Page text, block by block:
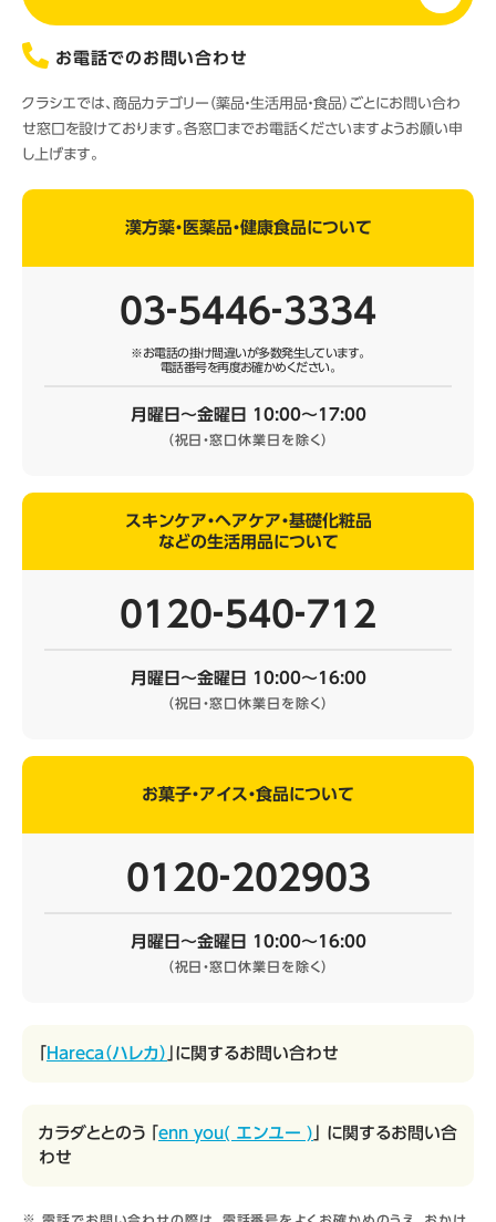
お電話でのお問い合わせ
クラシエでは、商品カテゴリー（薬品・生活用品・食品）ごとにお問い合わ
せ窓口を設けております。各窓口までお電話くださいますようお願い申
し上げます。
漢方薬・医薬品・健康食品について
03‐5446‐3334
※お電話の掛け間違いが多数発生しています。
電話番号を再度お確かめください。
月曜日～金曜日 10:00～17:00
（祝日・窓口休業日を除く）
スキンケア・ヘアケア・基礎化粧品
などの生活用品について
0120‐540‐712
月曜日～金曜日 10:00～16:00
（祝日・窓口休業日を除く）
お菓子・アイス・食品について
0120‐202903
月曜日～金曜日 10:00～16:00
（祝日・窓口休業日を除く）
「Hareca（ハレカ） 」に関するお問い合わせ
カラダととのう 「enn you( エンユー ) 」 に関するお問い合
わせ